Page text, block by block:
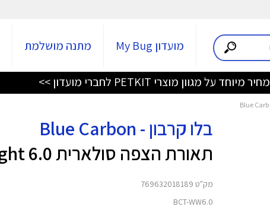
מועדון My Bug מתנה מושלמת
מחיר מיוחד על מגוון מוצרי PETKIT לחברי מועדון >>
בלו קרבון - Blue Carbon
תאורת הצפה סולארית WaWa Light 6.0
מק"ט 769632018189
BCT-WW6.0